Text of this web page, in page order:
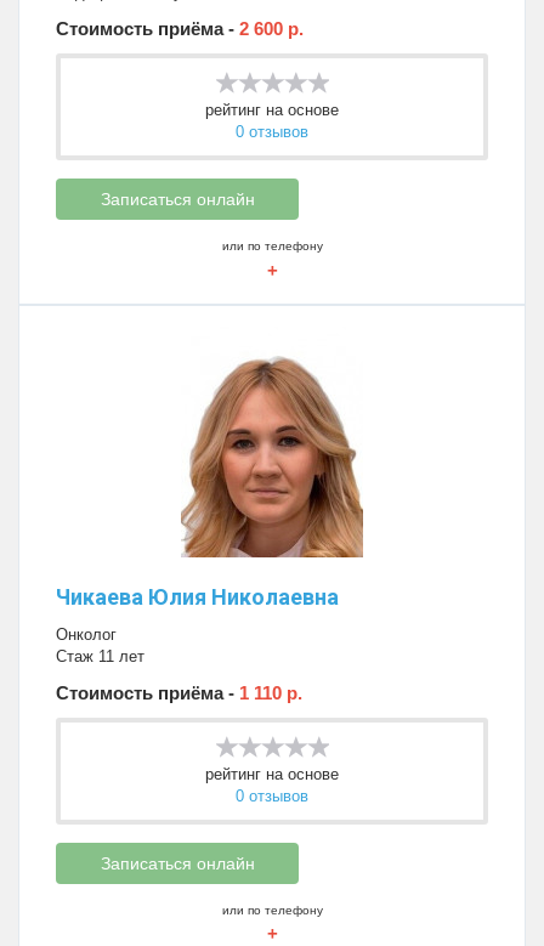
Стоимость приёма - 2 600 р.
рейтинг на основе
0 отзывов
Записаться онлайн
или по телефону
+
Чикаева Юлия Николаевна
Онколог
Стаж 11 лет
Стоимость приёма - 1 110 р.
рейтинг на основе
0 отзывов
Записаться онлайн
или по телефону
+